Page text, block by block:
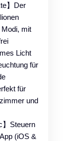
】Der
mit
Licht
für
für
und
】Steuern
(iOS &